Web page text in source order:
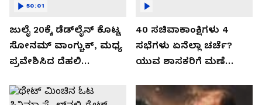
ಜುಲೈ 20ಕ್ಕೆ ಡೆಡ್‌ಲೈನ್ ಕೊಟ್ಟ
ಸೋನಮ್ ವಾಂಗ್ಚುಕ್, ಮಧ್ಯ
ಪ್ರವೇಶಿಸಿದ ದೆಹಲಿ
50:01
40 ಸಚಿವಾಕಾಂಕ್ಷಿಗಳು 4
ಸಭೆಗಳು ಏನೆಲ್ಲಾ ಚರ್ಚೆ?
ಯುವ ಶಾಸಕರಿಗೆ ಮಣೆ
ಹೈಕಮಾಂಡ್?